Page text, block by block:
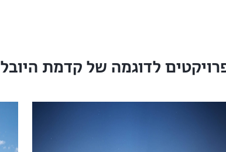
לדוגמה של קדמת היובל